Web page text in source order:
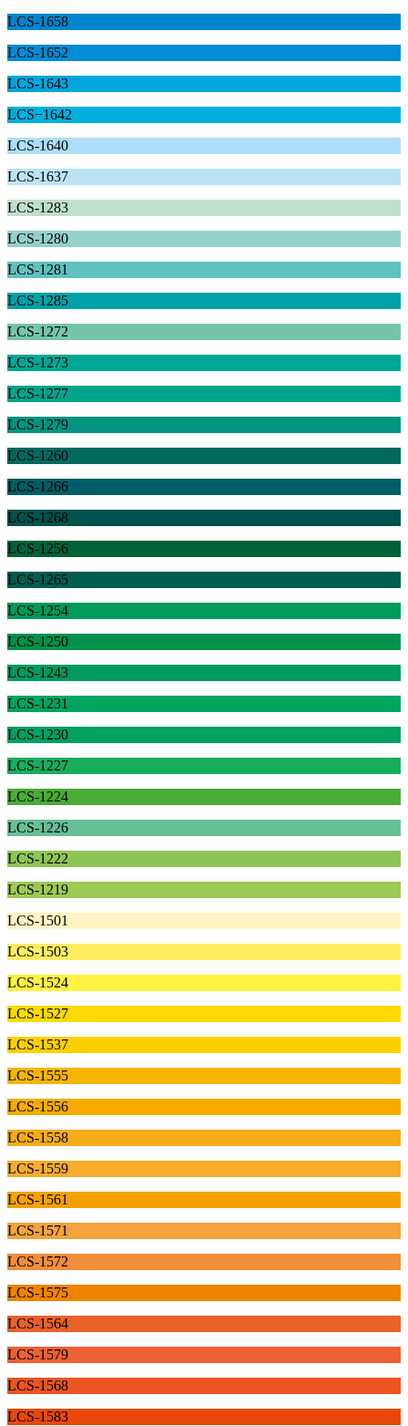
LCS-1658
LCS-1652
LCS-1643
LCS−1642
LCS-1640
LCS-1637
LCS-1283
LCS-1280
LCS-1281
LCS-1285
LCS-1272
LCS-1273
LCS-1277
LCS-1279
LCS-1260
LCS-1266
LCS-1268
LCS-1256
LCS-1265
LCS-1254
LCS-1250
LCS-1243
LCS-1231
LCS-1230
LCS-1227
LCS-1224
LCS-1226
LCS-1222
LCS-1219
LCS-1501
LCS-1503
LCS-1524
LCS-1527
LCS-1537
LCS-1555
LCS-1556
LCS-1558
LCS-1559
LCS-1561
LCS-1571
LCS-1572
LCS-1575
LCS-1564
LCS-1579
LCS-1568
LCS-1583